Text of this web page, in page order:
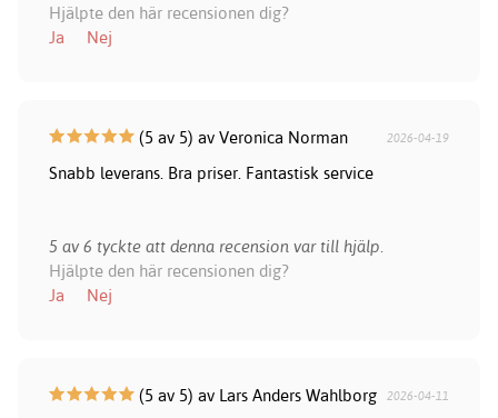
Hjälpte den här recensionen dig?
Ja
Nej
(5 av 5) av Veronica Norman 2026-04-19
Snabb leverans. Bra priser. Fantastisk service
5 av 6 tyckte att denna recension var till hjälp.
Hjälpte den här recensionen dig?
Ja
Nej
(5 av 5) av Lars Anders Wahlborg 2026-04-11